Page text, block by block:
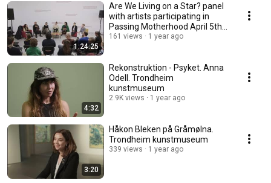
1:24:25
Are We Living on a Star? panel
with artists participating in
Passing Motherhood April 5th
2025
161 views 1 year ago
4:32
Rekonstruktion - Psyket. Anna
Odell. Trondheim
kunstmuseum
2.9K views 1 year ago
3:20
Håkon Bleken på Gråmølna.
Trondheim kunstmuseum
339 views 1 year ago